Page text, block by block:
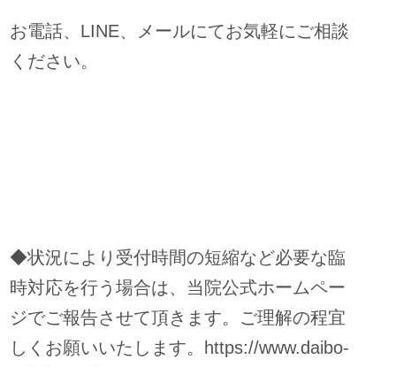
お電話、LINE、メールにてお気軽にご相談
ください。
◆状況により受付時間の短縮など必要な臨
時対応を行う場合は、当院公式ホームペー
ジでご報告させて頂きます。ご理解の程宜
しくお願いいたします。https://www.daibo-